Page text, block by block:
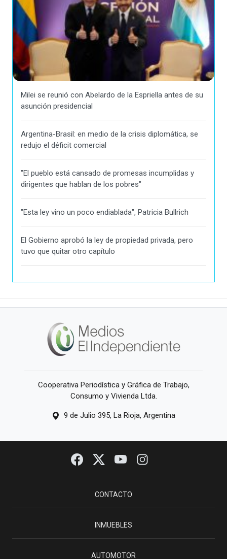
Milei se reunió con Abelardo de la Espriella antes de su
asunción presidencial
Argentina-Brasil: en medio de la crisis diplomática, se
redujo el déficit comercial
"El pueblo está cansado de promesas incumplidas y
dirigentes que hablan de los pobres"
"Esta ley vino un poco endiablada", Patricia Bullrich
El Gobierno aprobó la ley de propiedad privada, pero
tuvo que quitar otro capítulo
Cooperativa Periodística y Gráfica de Trabajo,
Consumo y Vivienda Ltda.
9 de Julio 395, La Rioja, Argentina
CONTACTO
INMUEBLES
AUTOMOTOR